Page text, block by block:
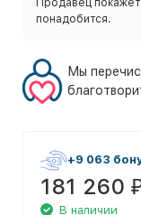
понадобится.
Мы
+9 063
181 260
В наличии